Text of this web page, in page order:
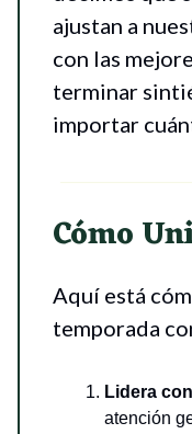
ajustan a
con las
terminar
importar
Cómo
Aquí está
temporada
Lidera
atención